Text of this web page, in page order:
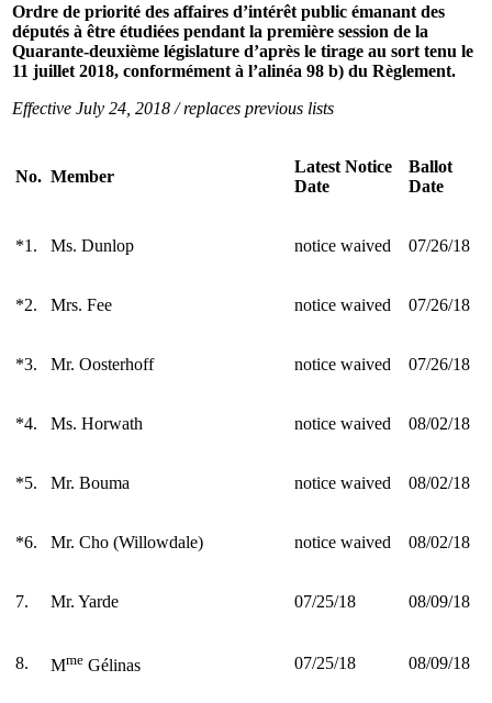
Ordre de priorité des affaires d’intérêt public émanant des
députés à être étudiées pendant la première session de la
Quarante-deuxième législature d’après le tirage au sort tenu le
11 juillet 2018, conformément à l’alinéa 98 b) du Règlement.
Effective July 24, 2018 / replaces previous lists
No. Member
Latest Notice
Date
Ballot
Date
*1. Ms. Dunlop notice waived 07/26/18
*2. Mrs. Fee notice waived 07/26/18
*3. Mr. Oosterhoff notice waived 07/26/18
*4. Ms. Horwath notice waived 08/02/18
*5. Mr. Bouma notice waived 08/02/18
*6. Mr. Cho (Willowdale) notice waived 08/02/18
7. Mr. Yarde 07/25/18 08/09/18
8. Mme Gélinas 07/25/18 08/09/18